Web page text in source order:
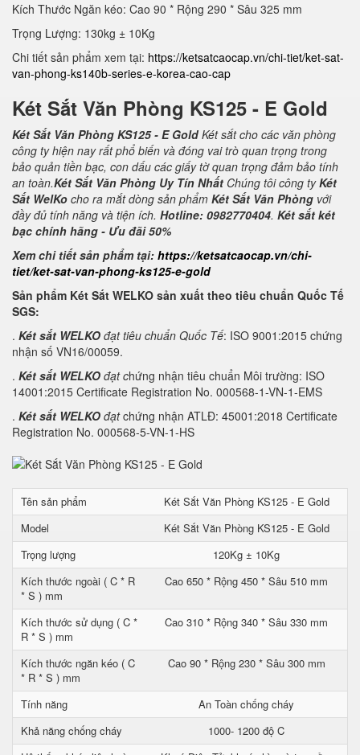
Kích Thước Ngăn kéo: Cao 90 * Rộng 290 * Sâu 325 mm
Trọng Lượng: 130kg ± 10Kg
Chi tiết sản phẩm xem tại: https://ketsatcaocap.vn/chi-tiet/ket-sat-
van-phong-ks140b-series-e-korea-cao-cap
Két Sắt Văn Phòng KS125 - E Gold
Két Sắt Văn Phòng KS125 - E GoldKét sắt cho các văn phòng
công ty hiện nay rất phổ biến và đóng vai trò quan trọng trong
bảo quản tiền bạc, con dấu các giấy tờ quan trọng đảm bảo tính
an toàn.Két Sắt Văn Phòng Uy Tín Nhất Chúng tôi công tyKét
Sắt WelKo cho ra mắt dòng sản phẩm Két Sắt Văn Phòng với
đầy đủ tính năng và tiện ích. Hotline: 0982770404. Két sắt két
bạc chính hãng - Ưu đãi 50%
Xem chi tiết sản phẩm tại: https://ketsatcaocap.vn/chi-
tiet/ket-sat-van-phong-ks125-e-gold
Sản phẩm Két Sắt WELKO sản xuất theo tiêu chuẩn Quốc Tế
SGS:
. Két sắt WELKO đạt tiêu chuẩn Quốc Tế: ISO 9001:2015 chứng
nhận số VN16/00059.
. Két sắt WELKO đạt chứng nhận tiêu chuẩn Môi trường: ISO
14001:2015 Certificate Registration No. 000568-1-VN-1-EMS
. Két sắt WELKO đạtchứng nhận ATLĐ: 45001:2018 Certificate
Registration No. 000568-5-VN-1-HS
Tên sản phẩm
Két Sắt Văn Phòng KS125 - E Gold
Model
Két Sắt Văn Phòng KS125 - E Gold
Trọng lượng
120Kg ± 10Kg
Kích thước ngoài ( C * R
* S ) mm
Cao 650 * Rộng 450 * Sâu 510 mm
Kích thước sử dụng ( C *
R * S ) mm
Cao 310 * Rộng 340 * Sâu 330 mm
Kích thước ngăn kéo ( C
* R * S ) mm
Cao 90 * Rộng 230 * Sâu 300 mm
Tính năng
An Toàn chống cháy
Khả năng chống cháy
1000- 1200 độ C